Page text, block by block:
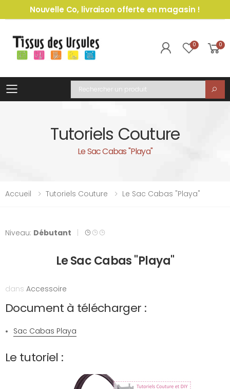
Nouvelle Co, livraison offerte en magasin !
0 0
Toggle mobile menu
Recherche
Tutoriels Couture
Le Sac Cabas "Playa"
Accueil Tutoriels Couture Le Sac Cabas "Playa"
Niveau: Débutant
Le Sac Cabas "Playa"
dans Accessoire
Document à télécharger :
Sac Cabas Playa
Le tutoriel :